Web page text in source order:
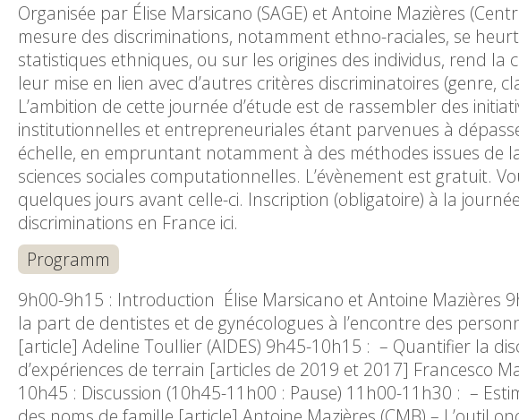
Organisée par Élise Marsicano (SAGE) et Antoine Mazières
mesure des discriminations, notamment ethno-raciales, se
statistiques ethniques, ou sur les origines des individus, rend la
leur mise en lien avec d’autres critères discriminatoires (genre,
L’ambition de cette journée d’étude est de rassembler des
institutionnelles et entrepreneuriales étant parvenues à
échelle, en empruntant notamment à des méthodes issues de
sciences sociales computationnelles. L’évènement est gratuit.
quelques jours avant celle-ci. Inscription (obligatoire) à la
discriminations en France ici.
Programm
9h00-9h15 : Introduction Élise Marsicano et Antoine Mazières
la part de dentistes et de gynécologues à l’encontre des
[article] Adeline Toullier (AIDES) 9h45-10h15 : – Quantifier la
d’expériences de terrain [articles de 2019 et 2017] Francesco
10h45 : Discussion (10h45-11h00 : Pause) 11h00-11h30 : –